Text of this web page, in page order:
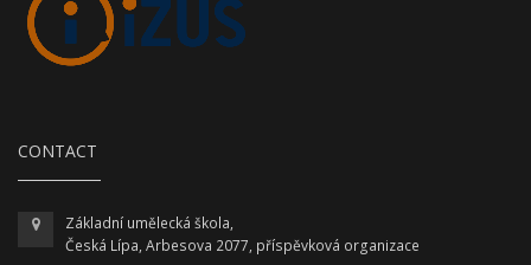
CONTACT
Základní umělecká škola,
Česká Lípa, Arbesova 2077, příspěvková organizace